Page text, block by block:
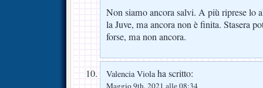
Non siamo ancora salvi. A più riprese lo
la Juve, ma ancora non è finita. Stasera
forse, ma non ancora.
Valencia Violaha scritto:
Maggio 9th, 2021 alle 08:34